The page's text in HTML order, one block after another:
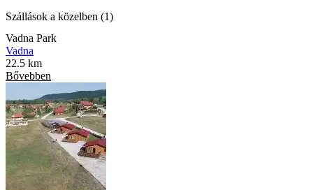
Szállások a közelben (1)
Vadna Park
Vadna
22.5 km
Bővebben